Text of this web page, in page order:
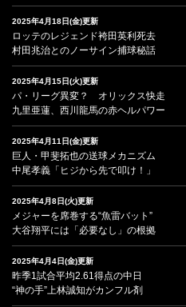
2025年4月18日(金)更新
ロッテのレジェンド袴田英利死去
村田兆治とのノーサイン捕球秘話
2025年4月15日(火)更新
パ・リーグ異変？ オリックス快走
九里亜蓮、西川龍馬の赤ヘルパワー
2025年4月11日(金)更新
巨人・甲斐拓也の送球メカニズム
中尾孝義「ヒジから先で叩け！」
2025年4月8日(火)更新
メジャーを席巻する“魚雷バット”
大谷翔平には「必要なし」の根拠
2025年4月4日(金)更新
昨季1試合平均2.61得点の中日
“神の手”上林誠知がカンフル剤